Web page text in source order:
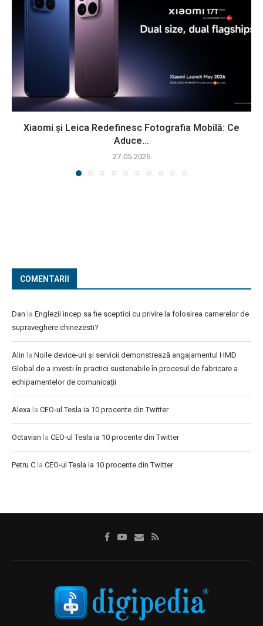
Xiaomi și Leica Redefinesc Fotografia Mobilă: Ce
Aduce...
27-05-2026
COMENTARII
Dan la Englezii incep sa fie sceptici cu privire la folosirea camerelor de
supraveghere chinezesti?
Alin la Noile device-uri și servicii demonstrează angajamentul HMD
Global de a investi în practici sustenabile în procesul de fabricare a
echipamentelor de comunicații
Alexa la CEO-ul Tesla ia 10 procente din Twitter
Octavian la CEO-ul Tesla ia 10 procente din Twitter
Petru C la CEO-ul Tesla ia 10 procente din Twitter